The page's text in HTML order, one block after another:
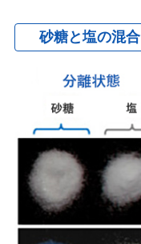
砂糖と塩の混合